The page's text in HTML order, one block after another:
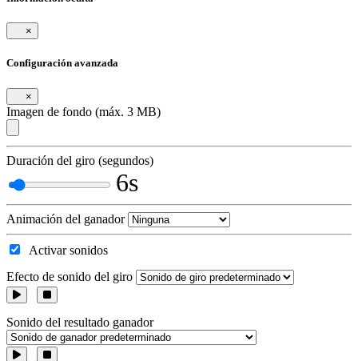
×
Configuración avanzada
×
Imagen de fondo (máx. 3 MB)
Duración del giro (segundos)
6s
Animación del ganador
Activar sonidos
Efecto de sonido del giro
Sonido del resultado ganador